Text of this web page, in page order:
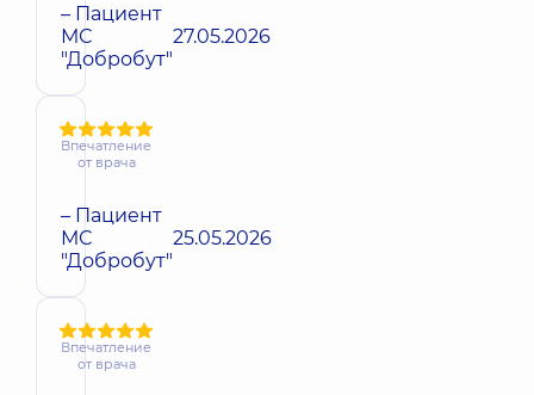
– Пациент
МС
"Добробут"
27.05.2026
Впечатление
от врача
– Пациент
МС
"Добробут"
25.05.2026
Впечатление
от врача